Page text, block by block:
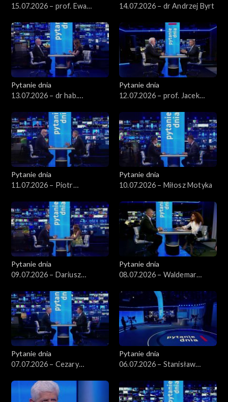
15.07.2026 – prof. Ewa
14.07.2026 – dr Andrzej Byrt
Pytanie dnia
13.07.2026 – dr hab.
Pytanie dnia
12.07.2026 – prof. Jacek
Pytanie dnia
11.07.2026 – Piotr
Pytanie dnia
10.07.2026 – Miłosz Motyka
Pytanie dnia
09.07.2026 – Dariusz
Pytanie dnia
08.07.2026 – Waldemar
Pytanie dnia
07.07.2026 – Cezary
Pytanie dnia
06.07.2026 – Stanisław